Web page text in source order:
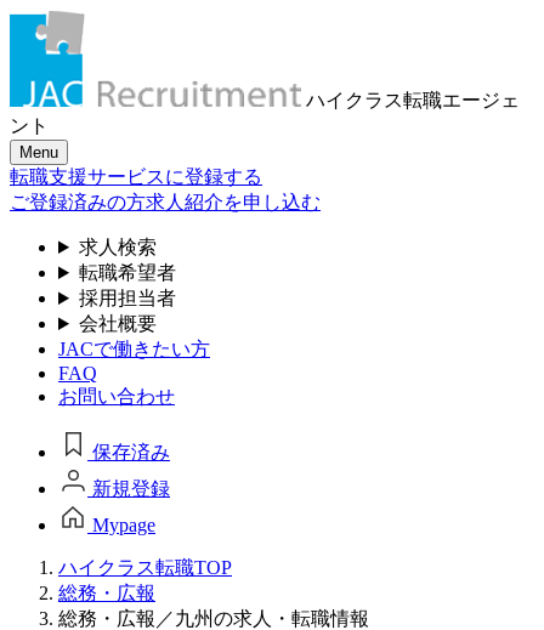
ハイクラス転職エージェ
ント
Menu
転職支援サービスに登録する
ご登録済みの方求人紹介を申し込む
求人検索
転職希望者
採用担当者
会社概要
JACで働きたい方
FAQ
お問い合わせ
保存済み
新規登録
Mypage
ハイクラス転職TOP
総務・広報
総務・広報／九州の求人・転職情報